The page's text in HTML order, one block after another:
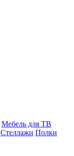
Мебель для ТВ
Стеллажи Полки